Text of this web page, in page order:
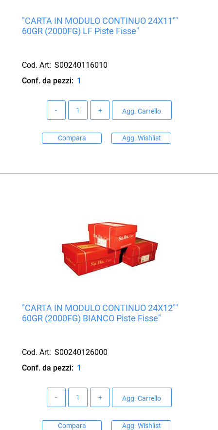
"CARTA IN MODULO CONTINUO 24X11""
60GR (2000FG) LF Piste Fisse"
Cod. Art: S00240116010
Conf. da pezzi: 1
Agg. Carrello
Compara Agg. Wishlist
"CARTA IN MODULO CONTINUO 24X12""
60GR (2000FG) BIANCO Piste Fisse"
Cod. Art: S00240126000
Conf. da pezzi: 1
Agg. Carrello
Compara Agg. Wishlist